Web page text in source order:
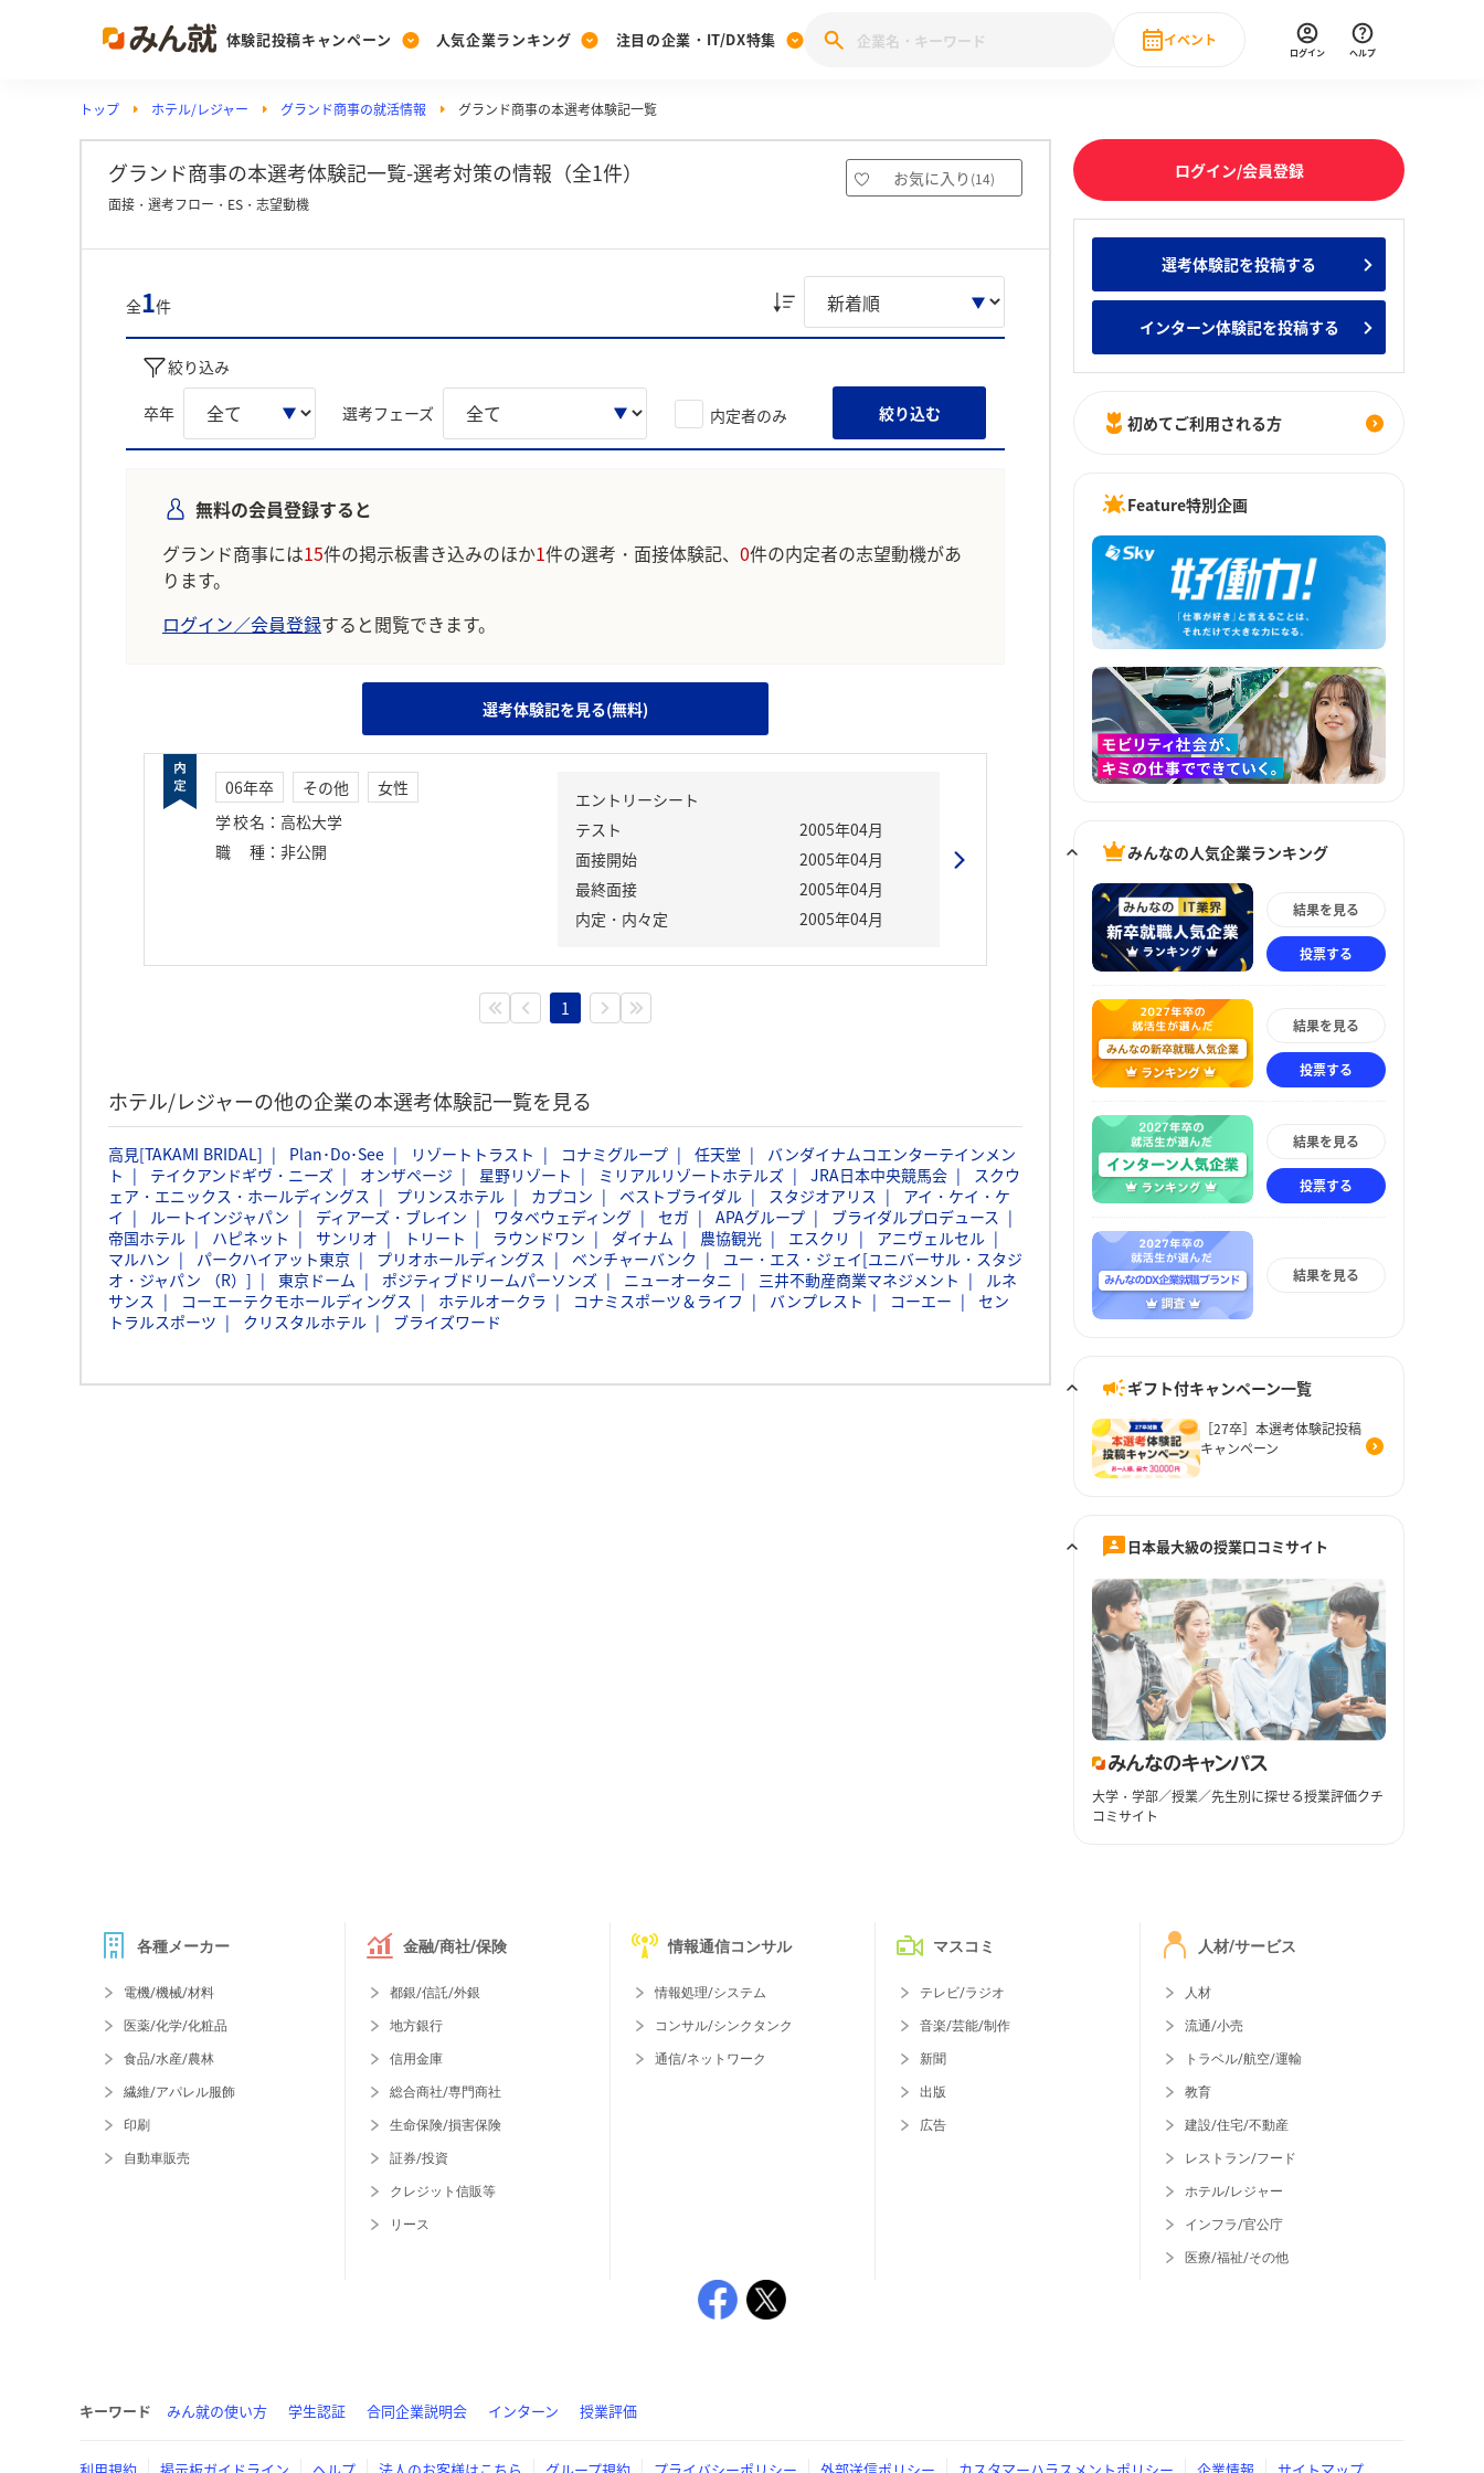
体験記投稿キャンペーン
Post
投稿する
[27卒] 本選考体験記投稿キャンペーン
人気企業ランキング
Ranking
ランキングを見る
みんなのDX企業就職ブランド調査
Vote みんなの新卒就職人気企業ランキング みんなのインターン人気企業ランキ
注目の企業・IT/DX特集
PickUp
注目の企業特集
28卒 IT・DX現場社員インタビュー
イベント
直近のイベント一覧
ログイン ヘルプ
トップ ホテル/レジャー グランド商事の就活情報 グランド商事の本選考体験記一覧
グランド商事の本選考体験記一覧-選考対策の情報（全1件） お気に入り (14)
面接・選考フロー・ES・志望動機
全1件
絞り込み
卒年 選考フェーズ 内定者のみ 絞り込む
無料の会員登録すると
グランド商事には15件の掲示板書き込みのほか1件の選考・面接体験記、 0件の内定者の志望動機があ
ります。
ログイン／会員登録すると閲覧できます。
選考体験記を見る(無料)
06年卒 その他
女性
学校名 ： 高松大学
職種 ： 非公開
エントリーシート
テスト
2005年04月
面接開始
2005年04月
最終面接
2005年04月
内定・内々定
2005年04月
1
ホテル/レジャーの他の企業の本選考体験記一覧を見る
高見[TAKAMI BRIDAL] Plan･Do･See リゾートトラスト コナミグループ 任天堂
バンダイナムコエンターテインメン
ト
テイクアンドギヴ・ニーズ オンザページ 星野リゾート ミリアルリゾートホテルズ JRA日本中央競馬会
スクウ
ェア・エニックス・ホールディングス
プリンスホテル カプコン ベストブライダル スタジオアリス
アイ・ケイ・ケ
イ
ルートインジャパン ディアーズ・ブレイン ワタベウェディング セガ APAグループ
ブライダルプロデュース
帝国ホテル
ハピネット サンリオ トリート ラウンドワン ダイナム 農協観光 エスクリ
アニヴェルセル
マルハン
パークハイアット東京 プリオホールディングス ベンチャーバンク
ユー・エス・ジェイ[ユニバーサル・スタジ
オ・ジャパン （R）]
東京ドーム ポジティブドリームパーソンズ ニューオータニ 三井不動産商業マネジメント
ルネ
サンス
コーエーテクモホールディングス ホテルオークラ コナミスポーツ＆ライフ バンプレスト コーエー
セン
トラルスポーツ
クリスタルホテル ブライズワード
ログイン/会員登録
選考体験記を投稿する
インターン体験記を投稿する
初めてご利用される方
Feature特別企画
みんなの人気企業ランキング
結果を見る
投票する
結果を見る
投票する
結果を見る
投票する
結果を見る
ギフト付キャンペーン一覧
［27卒］本選考体験記投稿
キャンペーン
日本最大級の授業口コミサイト
大学・学部／授業／先生別に探せる授業評価クチ
コミサイト
各種メーカー
電機/機械/材料
医薬/化学/化粧品
食品/水産/農林
繊維/アパレル服飾
印刷
自動車販売
金融/商社/保険
都銀/信託/外銀
地方銀行
信用金庫
総合商社/専門商社
生命保険/損害保険
証券/投資
クレジット信販等
リース
情報通信コンサル
情報処理/システム
コンサル/シンクタンク
通信/ネットワーク
マスコミ
テレビ/ラジオ
音楽/芸能/制作
新聞
出版
広告
人材/サービス
人材
流通/小売
トラベル/航空/運輸
教育
建設/住宅/不動産
レストラン/フード
ホテル/レジャー
インフラ/官公庁
医療/福祉/その他
キーワード みん就の使い方 学生認証 合同企業説明会 インターン 授業評価